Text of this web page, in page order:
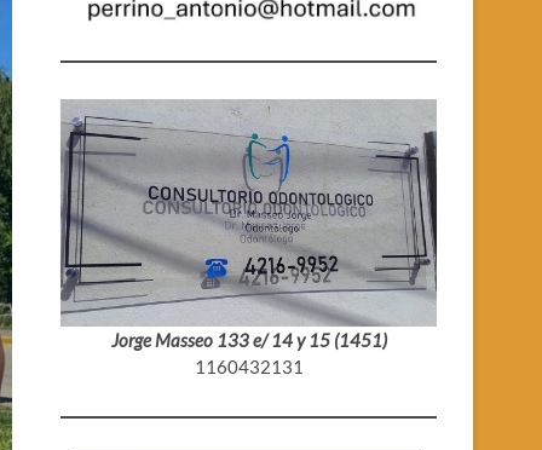
Jorge Masseo 133 e/ 14 y 15 (1451)
1160432131